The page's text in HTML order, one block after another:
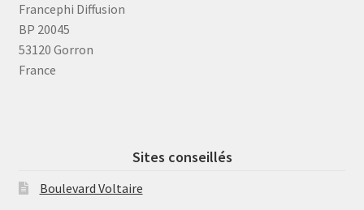
Francephi Diffusion
BP 20045
53120 Gorron
France
Sites conseillés
Boulevard Voltaire